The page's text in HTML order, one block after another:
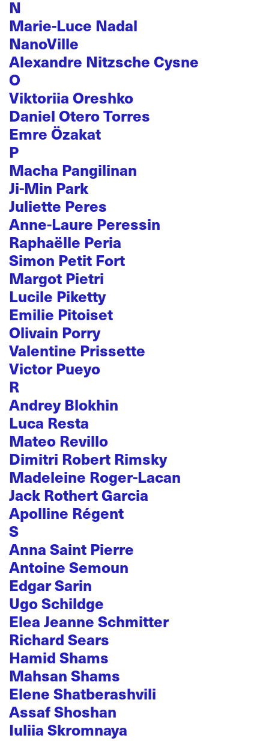
N
Marie-Luce Nadal
NanoVille
Alexandre Nitzsche Cysne
O
Viktoriia Oreshko
Daniel Otero Torres
Emre Özakat
P
Macha Pangilinan
Ji-Min Park
Juliette Peres
Anne-Laure Peressin
Raphaëlle Peria
Simon Petit Fort
Margot Pietri
Lucile Piketty
Emilie Pitoiset
Olivain Porry
Valentine Prissette
Victor Pueyo
R
Andrey Blokhin
Luca Resta
Mateo Revillo
Dimitri Robert Rimsky
Madeleine Roger-Lacan
Jack Rothert Garcia
Apolline Régent
S
Anna Saint Pierre
Antoine Semoun
Edgar Sarin
Ugo Schildge
Elea Jeanne Schmitter
Richard Sears
Hamid Shams
Mahsan Shams
Elene Shatberashvili
Assaf Shoshan
Iuliia Skromnaya